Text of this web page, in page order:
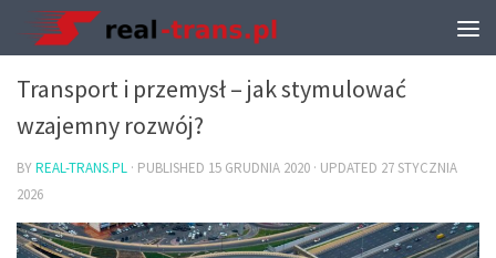
TRANSPORT I PRZEPROWADZKI
Transport i przemysł – jak stymulować
wzajemny rozwój?
BYREAL-TRANS.PL · PUBLISHED 15 GRUDNIA 2020 · UPDATED 27 STYCZNIA
2026